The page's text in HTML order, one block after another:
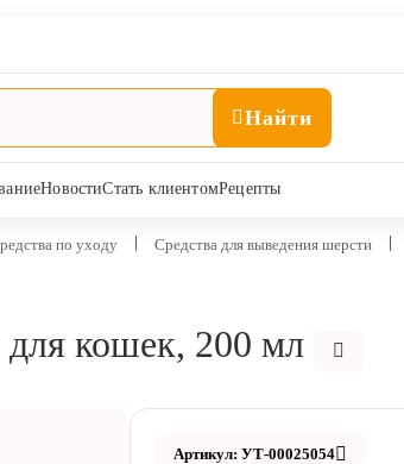
Найти
НовостиСтать клиентомРецепты
по уходу Средства для выведения шерсти
кошек, 200 мл
Артикул: УТ-00025054